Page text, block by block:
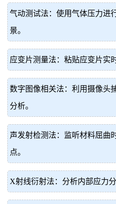
气动测试法：使用气体压力进
景。
应变片测量法：粘贴应变片实
数字图像相关法：利用摄像头
分析。
声发射检测法：监听材料屈曲
点。
X射线衍射法：分析内部应力